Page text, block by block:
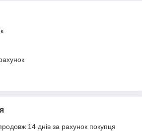
14 днів за рахунок покупця